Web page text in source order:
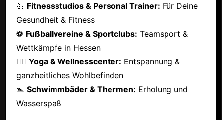
💪 Fitnessstudios & Personal Trainer: Für Deine
Gesundheit & Fitness
⚽ Fußballvereine & Sportclubs: Teamsport &
Wettkämpfe in Hessen
🧘‍♂️ Yoga & Wellnesscenter: Entspannung &
ganzheitliches Wohlbefinden
🏊 Schwimmbäder & Thermen: Erholung und
Wasserspaß